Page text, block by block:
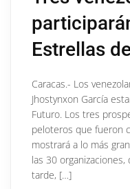
Estrellas
Caracas.- Los
Jhostynxon García
Futuro. Los tres
peloteros que fueron
mostrará a lo más
las 30
tarde, […]